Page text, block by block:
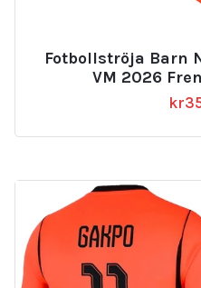
Fotbollströja Barn
VM 2026
kr